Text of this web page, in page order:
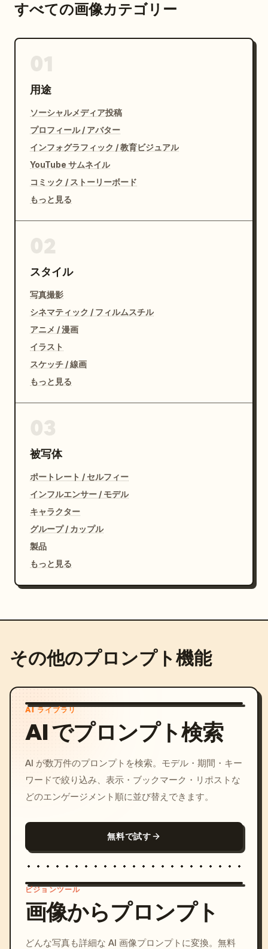
すべての画像カテゴリー
用途
ソーシャルメディア投稿
プロフィール / アバター
インフォグラフィック / 教育ビジュアル
YouTube サムネイル
コミック / ストーリーボード
もっと見る
スタイル
写真撮影
シネマティック / フィルムスチル
アニメ / 漫画
イラスト
スケッチ / 線画
もっと見る
被写体
ポートレート / セルフィー
インフルエンサー / モデル
キャラクター
グループ / カップル
製品
もっと見る
その他のプロンプト機能
AI ライブラリ
AI でプロンプト検索
AI が数万件のプロンプトを検索。モデル・期間・キー
ワードで絞り込み、表示・ブックマーク・リポストな
どのエンゲージメント順に並び替えできます。
無料で試す
c, cyberpunk sunset, neon
ビジョンツール
画像からプロンプト
どんな写真も詳細な AI 画像プロンプトに変換。無料